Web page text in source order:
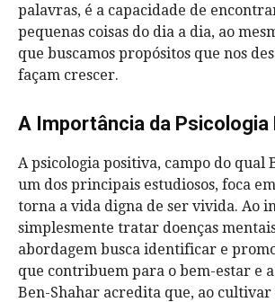
palavras, é a capacidade de
pequenas coisas do dia a dia, ao
que buscamos propósitos que nos
façam crescer.
A Importância da Psicologia
A psicologia positiva, campo do qual
um dos principais estudiosos, foca
torna a vida digna de ser vivida. Ao
simplesmente tratar doenças
abordagem busca identificar e
que contribuem para o bem-estar e
Ben-Shahar acredita que, ao cultivar